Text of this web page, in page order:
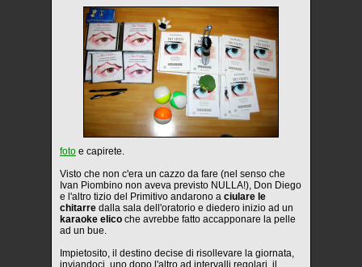
foto e capirete.
Visto che non c'era un cazzo da fare (nel senso che
Ivan Piombino non aveva previsto NULLA!), Don Diego
e l'altro tizio del Primitivo andarono a ciulare le
chitarre dalla sala dell'oratorio e diedero inizio ad un
karaoke elico che avrebbe fatto accapponare la pelle
ad un bue.
Impietosito, il destino decise di risollevare la giornata,